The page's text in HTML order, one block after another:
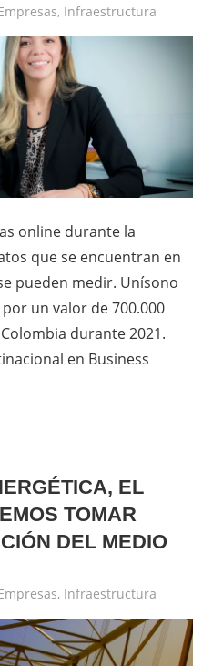
Herrera
, Infraestructura
online durante la
que se encuentran en
pueden medir. Unísono
un valor de 700.000
durante 2021.
en Business
EL
TOMAR
DEL MEDIO
Herrera
, Infraestructura